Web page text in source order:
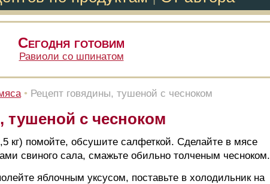
Сегодня готовим
Равиоли со шпинатом
• Рецепт говядины, тушеной с чесноком
тушеной с чесноком
кг) помойте, обсушите салфеткой. Сделайте в мясе
свиного сала, смажьте обильно толченым чесноком.
яблочным уксусом, поставьте в холодильник на